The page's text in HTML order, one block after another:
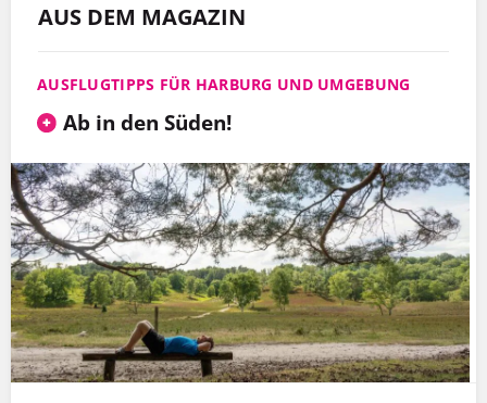
AUS DEM MAGAZIN
AUSFLUGTIPPS FÜR HARBURG UND UMGEBUNG
Ab in den Süden!